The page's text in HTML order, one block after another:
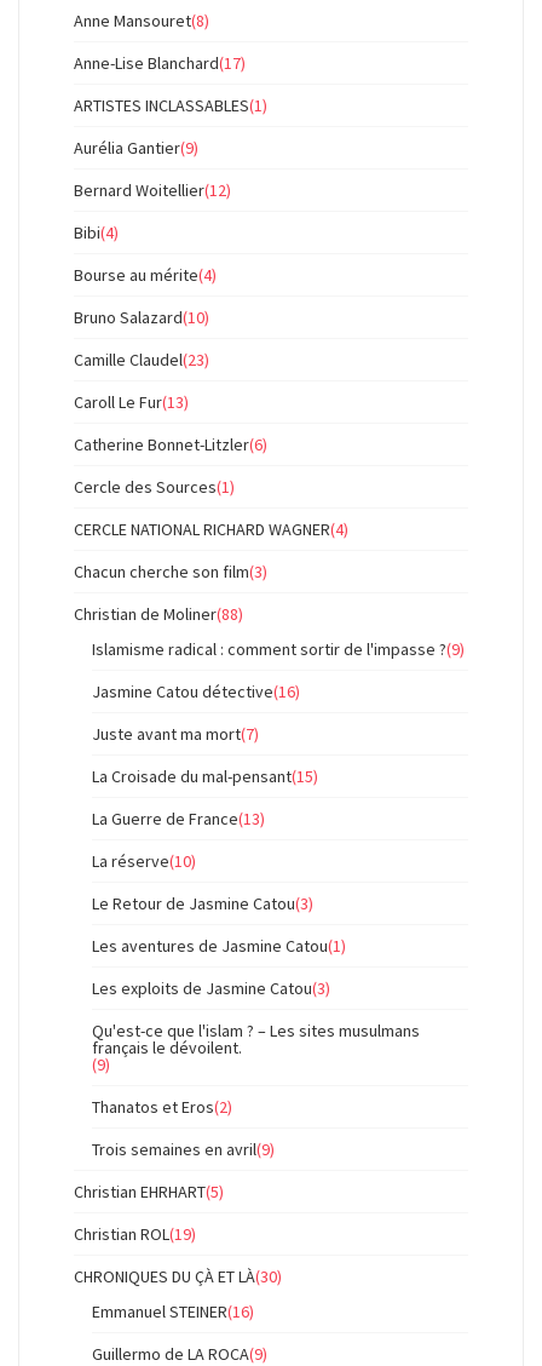
Anne Mansouret(8)
Anne-Lise Blanchard(17)
ARTISTES INCLASSABLES(1)
Aurélia Gantier(9)
Bernard Woitellier(12)
Bibi(4)
Bourse au mérite(4)
Bruno Salazard(10)
Camille Claudel(23)
Caroll Le Fur(13)
Catherine Bonnet-Litzler(6)
Cercle des Sources(1)
CERCLE NATIONAL RICHARD WAGNER(4)
Chacun cherche son film(3)
Christian de Moliner(88)
Islamisme radical : comment sortir de l'impasse ?(9)
Jasmine Catou détective(16)
Juste avant ma mort(7)
La Croisade du mal-pensant(15)
La Guerre de France(13)
La réserve(10)
Le Retour de Jasmine Catou(3)
Les aventures de Jasmine Catou(1)
Les exploits de Jasmine Catou(3)
Qu'est-ce que l'islam ? – Les sites musulmans
français le dévoilent.
(9)
Thanatos et Eros(2)
Trois semaines en avril(9)
Christian EHRHART(5)
Christian ROL (19)
CHRONIQUES DU ÇÀ ET LÀ(30)
Emmanuel STEINER(16)
Guillermo de LA ROCA(9)